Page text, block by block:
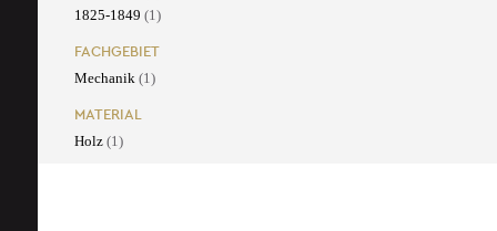
1825-1849 (1)
FACHGEBIET
Mechanik (1)
MATERIAL
Holz (1)